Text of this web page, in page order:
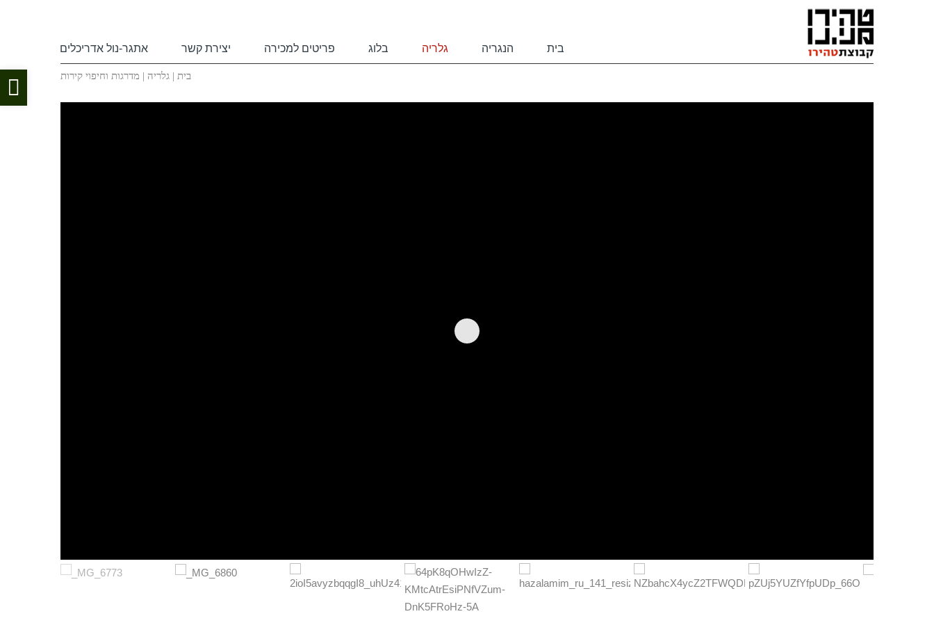
בית הנגריה גלריה בלוג פריטים למכירה יצירת קשר אתגר-נול אדריכלים
בית | גלריה | מדרגות וחיפוי קירות